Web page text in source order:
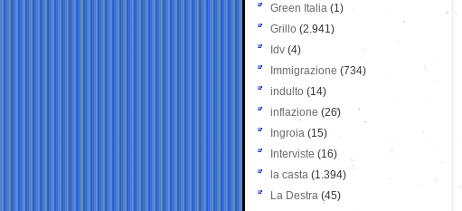
Green Italia (1)
Grillo (2.941)
Idv (4)
Immigrazione (734)
indulto (14)
inflazione (26)
Ingroia (15)
Interviste (16)
la casta (1.394)
La Destra (45)